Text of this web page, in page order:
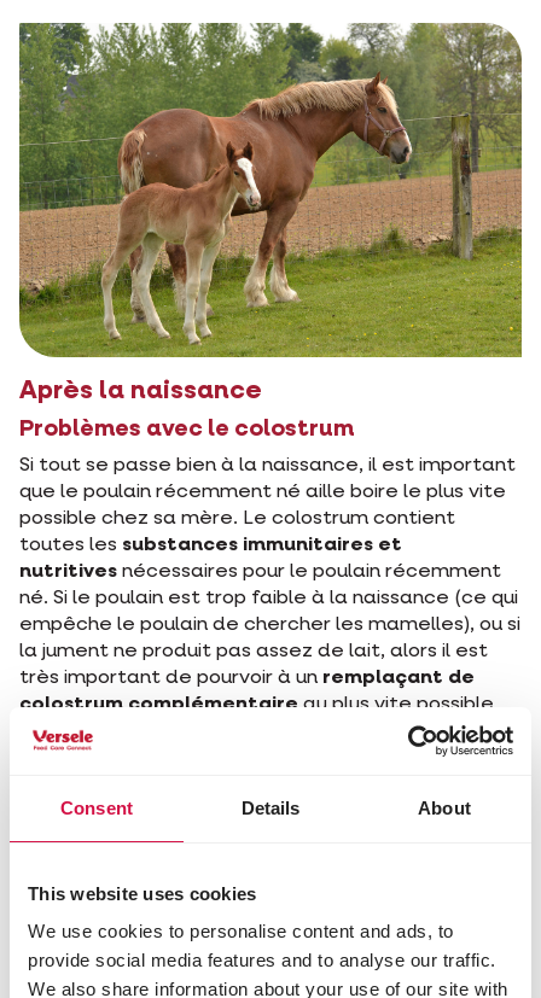
Consent Details About
This website uses cookies
We use cookies to personalise content and ads, to
provide social media features and to analyse our traffic.
We also share information about your use of our site with
Après la naissance
Problèmes avec le colostrum
Si tout se passe bien à la naissance, il est important
que le poulain récemment né aille boire le plus vite
possible chez sa mère. Le colostrum contient
toutes les substances immunitaires et
nutritives nécessaires pour le poulain récemment
né. Si le poulain est trop faible à la naissance (ce qui
empêche le poulain de chercher les mamelles), ou si
la jument ne produit pas assez de lait, alors il est
très important de pourvoir à un remplaçant de
colostrum complémentaire au plus vite possible
(dans les prochaines 24h), comme
Cavalor
Il est important d'être vite car les insuffisances
du poulain. Cavalor Hyppolac a été spécialement
orphelins ou pour des poulains de juments qui ne
produisent pas assez de lait. Parce qu'il est
important d'utiliser une sorte de régularité dans